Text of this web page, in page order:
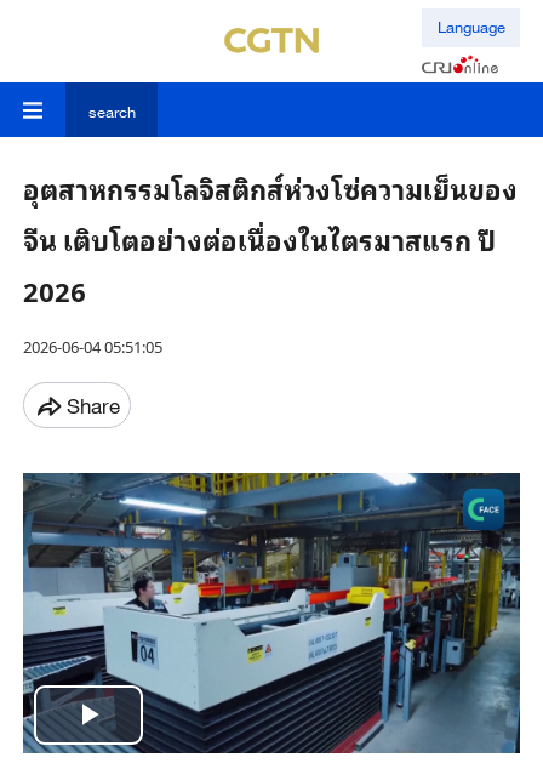
Language
search
อุตสาหกรรมโลจิสติกส์ห่วงโซ่ความเย็นของ
จีน เติบโตอย่างต่อเนื่องในไตรมาสแรก ปี
2026
2026-06-04 05:51:05
Share
Play